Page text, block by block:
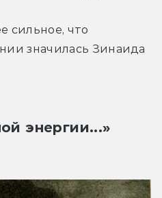
сильное, что
значилась Зинаида
энергии...»